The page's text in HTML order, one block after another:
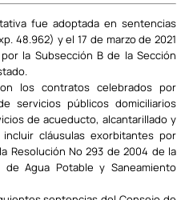
fue adoptada en sentencias
48.962) y el 17 de marzo de 2021
la Subsección B de la Sección
los contratos celebrados por
servicios públicos domiciliarios
de acueducto, alcantarillado y
cláusulas exorbitantes por
Resolución No 293 de 2004 de la
de Agua Potable y Saneamiento